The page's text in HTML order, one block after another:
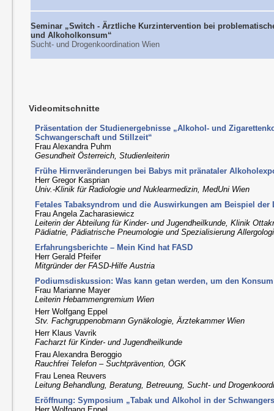
Seminar „Switch - Ärztliche Kurzintervention bei
und Alkoholkonsum“
Sucht- und Drogenkoordination Wien
Videomitschnitte
Präsentation der Studienergebnisse „Alkohol- und
Schwangerschaft und Stillzeit“
Frau Alexandra Puhm
Gesundheit Österreich, Studienleiterin
Frühe Hirnveränderungen bei Babys mit pränataler
Herr Gregor Kasprian
Univ.-Klinik für Radiologie und Nuklearmedizin, MedUni Wien
Fetales Tabaksyndrom und die Auswirkungen am Beispiel der
Frau Angela Zacharasiewicz
Leiterin der Abteilung für Kinder- und Jugendheilkunde, Klinik
Pädiatrie, Pädiatrische Pneumologie und Spezialisierung
Erfahrungsberichte – Mein Kind hat FASD
Herr Gerald Pfeifer
Mitgründer der FASD-Hilfe Austria
Podiumsdiskussion: Was kann getan werden, um den
Frau Marianne Mayer
Leiterin Hebammengremium Wien
Herr Wolfgang Eppel
Stv. Fachgruppenobmann Gynäkologie, Ärztekammer Wien
Herr Klaus Vavrik
Facharzt für Kinder- und Jugendheilkunde
Frau Alexandra Beroggio
Rauchfrei Telefon – Suchtprävention, ÖGK
Frau Lenea Reuvers
Leitung Behandlung, Beratung, Betreuung, Sucht- und
Eröffnung: Symposium „Tabak und Alkohol in der